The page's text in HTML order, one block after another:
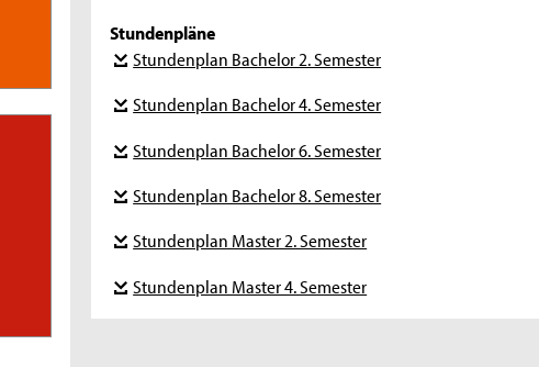
Stundenpläne
Stundenplan Bachelor 2. Semester
Stundenplan Bachelor 4. Semester
Stundenplan Bachelor 6. Semester
Stundenplan Bachelor 8. Semester
Stundenplan Master 2. Semester
Stundenplan Master 4. Semester